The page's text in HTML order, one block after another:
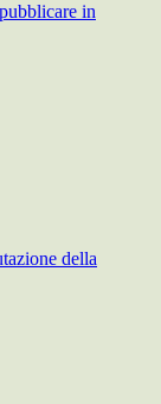
in
della